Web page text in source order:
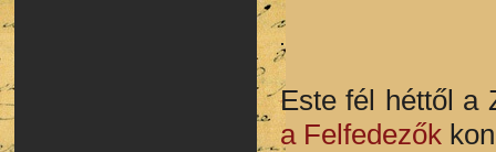
Este fél héttől a
a Felfedezők